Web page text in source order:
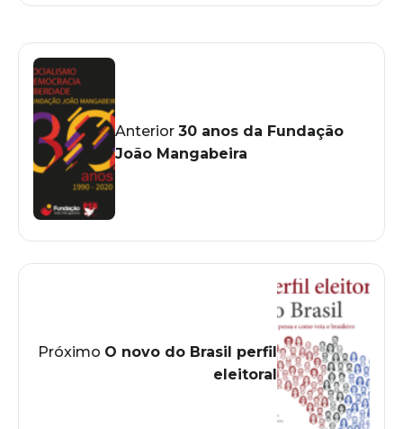
Anterior 30 anos da Fundação
João Mangabeira
Próximo O novo do Brasil perfil
eleitoral